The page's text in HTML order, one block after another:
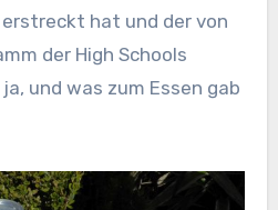
hat und der von
der High Schools
und was zum Essen gab